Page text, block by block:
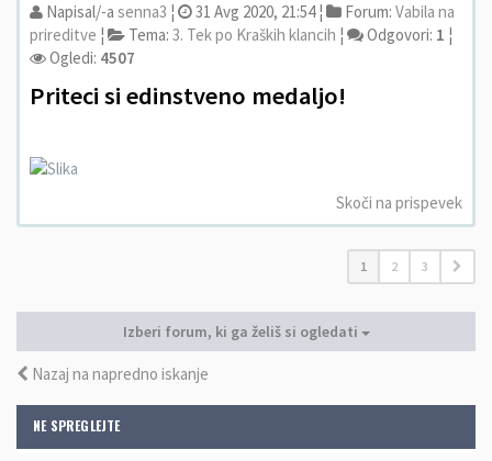
NE SPREGLEJTE
Napisal/-a senna3 ¦ 31 Avg 2020, 21:54 ¦ Forum: Vabila na
prireditve ¦ Tema: 3. Tek po Kraških klancih ¦ Odgovori: 1 ¦
Ogledi: 4507
Priteci si edinstveno medaljo!
Skoči na prispevek
1 2 3
Izberi forum, ki ga želiš si ogledati
Nazaj na napredno iskanje